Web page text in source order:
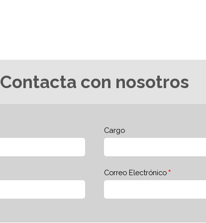
Contacta con nosotros
Cargo
Correo Electrónico